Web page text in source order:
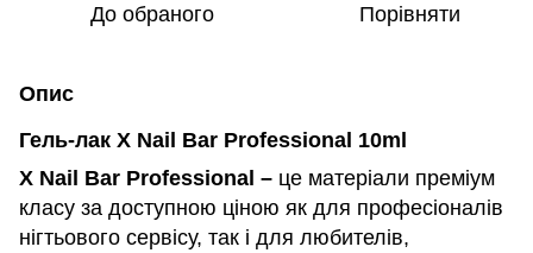
До обраного Порівняти
Опис
Гель-лак X Nail Bar Professional 10ml
X Nail Bar Professional – це матеріали преміум
класу за доступною ціною як для професіоналів
нігтьового сервісу, так і для любителів,